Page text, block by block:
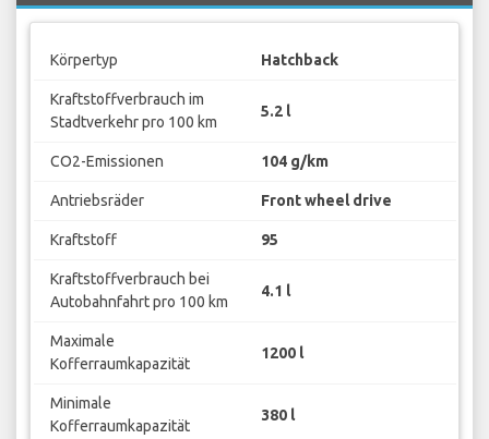
Körpertyp Hatchback
Kraftstoffverbrauch im
Stadtverkehr pro 100 km
5.2 l
CO2-Emissionen 104 g/km
Antriebsräder Front wheel drive
Kraftstoff 95
Kraftstoffverbrauch bei
Autobahnfahrt pro 100 km
4.1 l
Maximale
Kofferraumkapazität
1200 l
Minimale
Kofferraumkapazität
380 l